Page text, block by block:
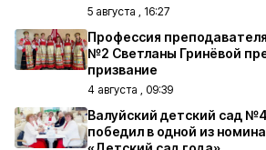
5 августа , 16:27
Профессия
№2 Светланы Гринёвой
призвание
4 августа , 09:39
Валуйский детский сад
победил в одной из